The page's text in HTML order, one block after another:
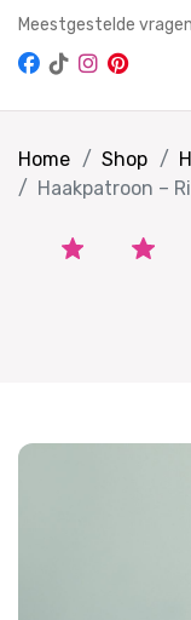
Meestgestelde vragen
Home Shop
Haakpatroon –